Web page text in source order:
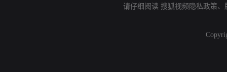
请仔细阅读 搜狐视频隐私政策、